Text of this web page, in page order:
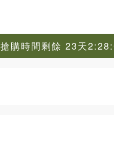
搶購時間剩餘 23天